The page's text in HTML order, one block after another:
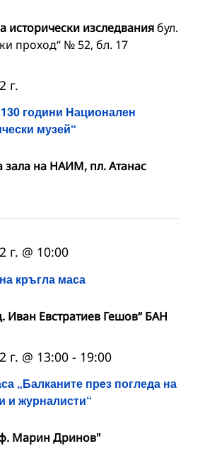
исторически изследваниябул.
проход“ № 52, бл. 17
години Национален
музей“
г.
зала на НАИМ, пл. Атанас
кръгла маса
г. @ 10:00
Иван Евстратиев Гешов“ БАН
„Балканите прeз погледа на
и журналисти“
г. @ 13:00 - 19:00
Марин Дринов"